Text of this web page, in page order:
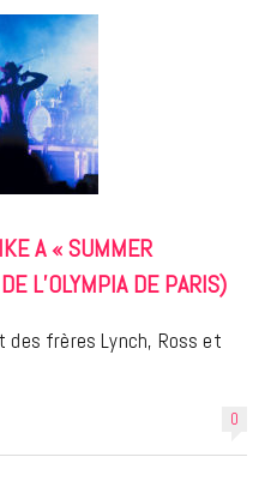
A « SUMMER
L’OLYMPIA DE PARIS)
des frères Lynch, Ross et
0